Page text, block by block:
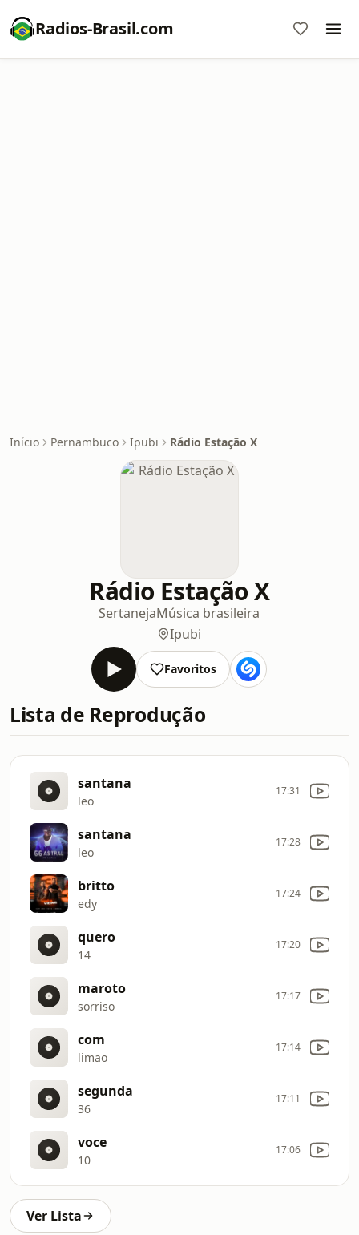
Radios-Brasil.com
Início Pernambuco Ipubi Rádio Estação X
Rádio Estação X
SertanejaMúsica brasileira
Ipubi
Favoritos
Lista de Reprodução
santana
leo
17:31
santana
leo
17:28
britto
edy
17:24
quero
14
17:20
maroto
sorriso
17:17
com
limao
17:14
segunda
36
17:11
voce
10
17:06
Ver Lista